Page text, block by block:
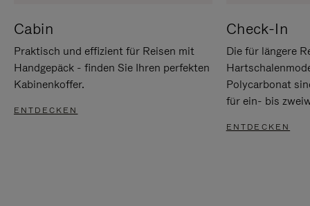
Cabin
Praktisch und effizient für Reisen mit
Handgepäck - finden Sie Ihren perfekten
Kabinenkoffer.
ENTDECKEN
Check-In
Die für längere
Polycarbonat
für ein- bis
ENTDECKEN